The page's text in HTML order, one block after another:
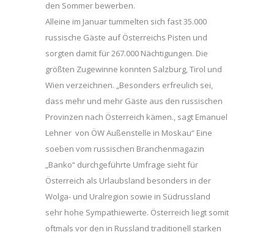
den Sommer bewerben.
Alleine im Januar tummelten sich fast 35.000
russische Gäste auf Österreichs Pisten und
sorgten damit für 267.000 Nächtigungen. Die
größten Zugewinne konnten Salzburg, Tirol und
Wien verzeichnen. „Besonders erfreulich sei,
dass mehr und mehr Gäste aus den russischen
Provinzen nach Österreich kämen., sagt Emanuel
Lehner von ÖW Außenstelle in Moskau“ Eine
soeben vom russischen Branchenmagazin
„Banko“ durchgeführte Umfrage sieht für
Österreich als Urlaubsland besonders in der
Wolga- und Uralregion sowie in Südrussland
sehr hohe Sympathiewerte. Österreich liegt somit
oftmals vor den in Russland traditionell starken